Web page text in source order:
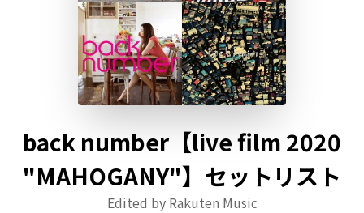
back number【live film 2020
"MAHOGANY"】セットリスト
Edited by Rakuten Music